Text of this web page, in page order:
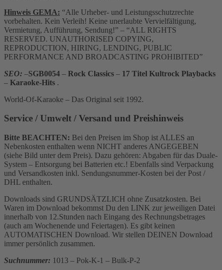
Hinweis GEMA: “Alle Urheber- und Leistungsschutzrechte
vorbehalten. Kein Verleih! Keine unerlaubte Vervielfältigung,
Vermietung, Aufführung, Sendung!” – “ALL RIGHTS
RESERVED. UNAUTHORISED COPYING,
REPRODUCTION, HIRING, LENDING, PUBLIC
PERFORMANCE AND BROADCASTING PROHIBITED”
SEO: –SGB0054 – Rock Classics – 17 Titel Kultrock Playbacks
– Karaoke-Hits .
World-Of-Karaoke – Das Original seit 1992.
Service / Umwelt / Versand und Preishinweis
Bitte BEACHTEN: Bei den Preisen im Shop ist ALLES an
Nebenkosten enthalten wenn NICHT anderes ANGEGEBEN
(siehe Bild unter dem Preis). Dazu gehören: Abgaben für das Duale-
System – Entsorgung bei Batterien etc.! Ebenfalls sind Verpackung
und Versandkosten inkl. Sendungsnummer-Kosten bei der Post /
DHL enthalten.
Downloads sind GRUNDSÄTZLICH ohne Zusatzkosten. Bei
Waren im Download bekommst Du den LINK zur jeweiligen Datei
innerhalb von 12.Stunden nach Eingang des Rechnungsbetrages
(auch am Wochenende und Feiertagen). Es gibt keinen
AUTOMATISCHEN Download. Wir stellen DEINEN Download
immer persönlich zusammen.
Suchnummer: 1013 – Pok-K-1 – Bulk-P-2